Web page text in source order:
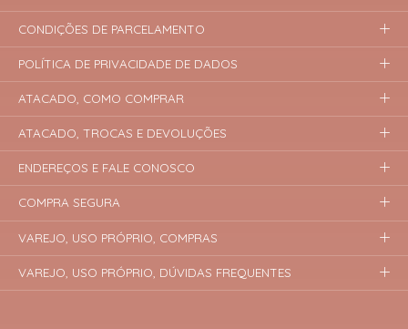
CONDIÇÕES DE PARCELAMENTO
POLÍTICA DE PRIVACIDADE DE DADOS
ATACADO, COMO COMPRAR
ATACADO, TROCAS E DEVOLUÇÕES
ENDEREÇOS E FALE CONOSCO
COMPRA SEGURA
VAREJO, USO PRÓPRIO, COMPRAS
VAREJO, USO PRÓPRIO, DÚVIDAS FREQUENTES